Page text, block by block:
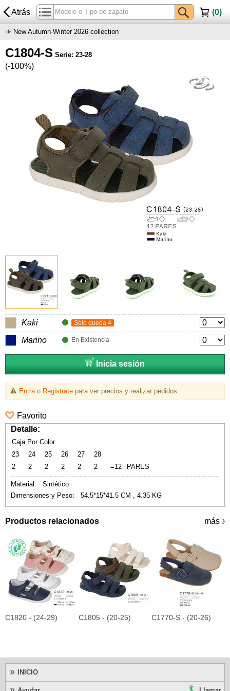
Atrás (0)
New Autumn-Winter 2026 collection
C1804-S Serie: 23-28
(-100%)
Kaki Sólo queda 4
Marino En Existencia
Inicia sesión
Entrao Registratepara ver precios y realizar pedidos
Favorito
Detalle:
Caja Por Color
23
24 25 26 27
28
2
2 2 2 2 2 =12 PARES
Material: Sintético
Dimensiones y Peso: 54.5*15*41.5 CM , 4.35 KG
Productos relacionados más 》
C1820 - (24-29) C1805 - (20-25) C1770-S - (20-26)
INICIO